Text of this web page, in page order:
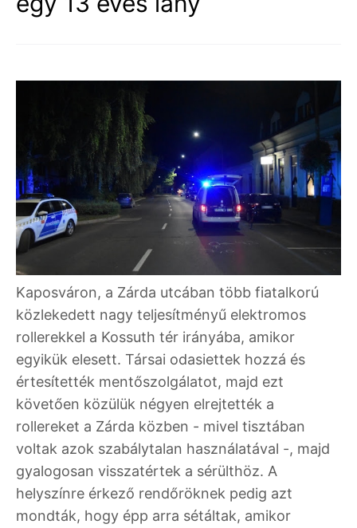
Kaposváron, a Zárda utcában több fiatalkorú
közlekedett nagy teljesítményű elektromos
rollerekkel a Kossuth tér irányába, amikor
egyikük elesett. Társai odasiettek hozzá és
értesítették mentőszolgálatot, majd ezt
követően közülük négyen elrejtették a
rollereket a Zárda közben - mivel tisztában
voltak azok szabálytalan használatával -, majd
gyalogosan visszatértek a sérülthöz. A
helyszínre érkező rendőröknek pedig azt
mondták, hogy épp arra sétáltak, amikor